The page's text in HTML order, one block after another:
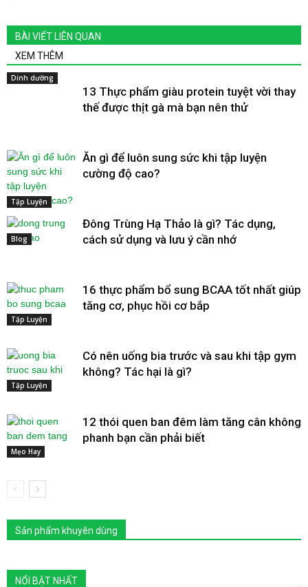
BÀI VIẾT LIÊN QUAN
XEM THÊM
Dinh dưỡng
13 Thực phẩm giàu protein tuyệt vời thay
thế được thịt gà mà bạn nên thử
Tập Luyện
Ăn gì để luôn sung sức khi tập luyện
cường độ cao?
Blog
Đông Trùng Hạ Thảo là gì? Tác dụng,
cách sử dụng và lưu ý cần nhớ
Tập Luyện
16 thực phẩm bổ sung BCAA tốt nhất giúp
tăng cơ, phục hồi cơ bắp
Tập Luyện
Có nên uống bia trước và sau khi tập gym
không? Tác hại là gì?
Mẹo Hay
12 thói quen ban đêm làm tăng cân không
phanh bạn cần phải biết
Sản phẩm khuyên dùng
NỔI BẬT NHẤT